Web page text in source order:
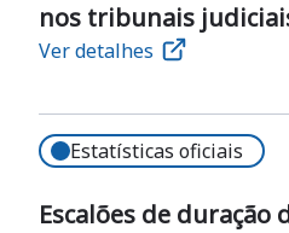
nos tribunais
Ver detalhes
Estatísticas oficiais
Escalões de duração